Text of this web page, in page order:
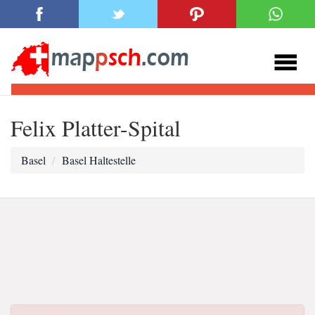
Felix Platter-Spital
Basel Basel Haltestelle